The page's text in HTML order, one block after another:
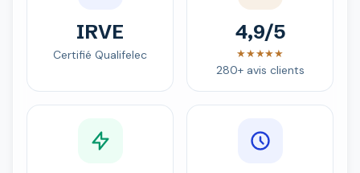
IRVE
Certifié Qualifelec
4,9/5
★★★★★
280+ avis clients